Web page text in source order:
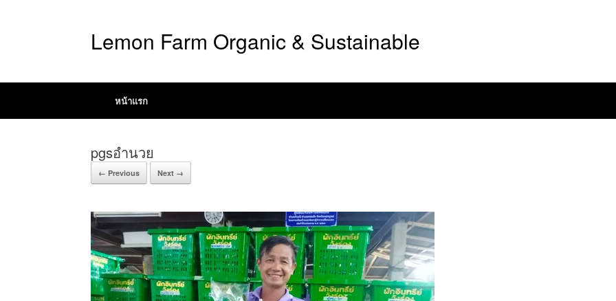
Lemon Farm Organic & Sustainable
หน้าแรก
pgsอำนวย
← Previous Next →